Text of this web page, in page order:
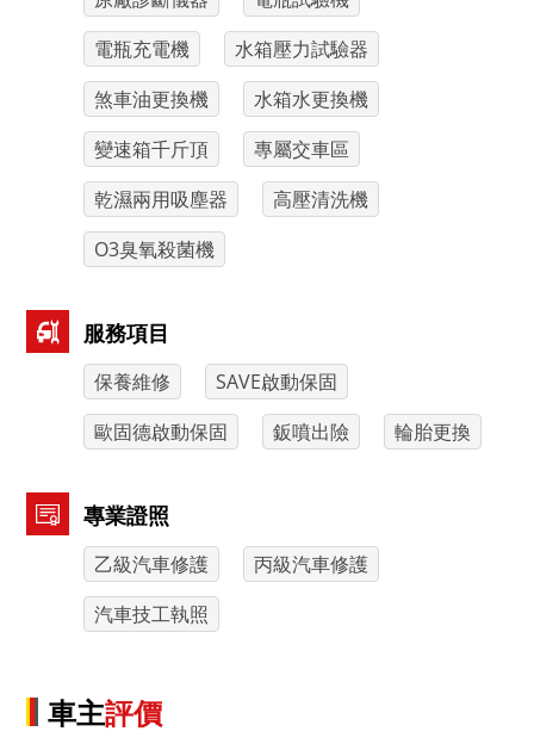
電瓶充電機
水箱壓力試驗器
煞車油更換機
水箱水更換機
變速箱千斤頂
專屬交車區
乾濕兩用吸塵器
高壓清洗機
O3臭氧殺菌機
服務項目
保養維修
SAVE啟動保固
歐固德啟動保固
鈑噴出險 輪胎更換
專業證照
乙級汽車修護
丙級汽車修護
汽車技工執照
車主評價